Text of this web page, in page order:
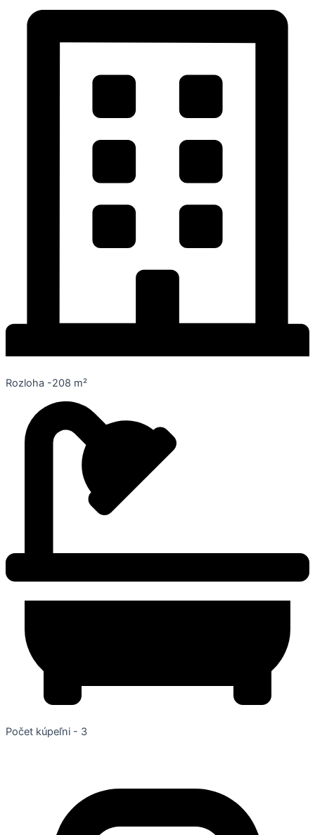
Rozloha -208 m²
Počet kúpeľni - 3